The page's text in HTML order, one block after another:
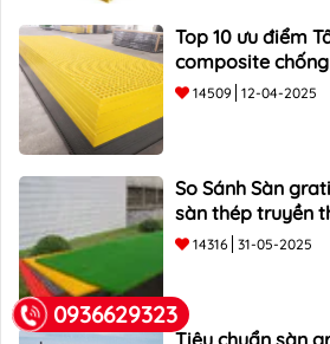
Top 10 ưu điểm
composite
14509 12-04-2025
So Sánh Sàn
sàn thép truyền
nhược điểm
14316 31-05-2025
Tiêu chuẩn sàn
0936629323